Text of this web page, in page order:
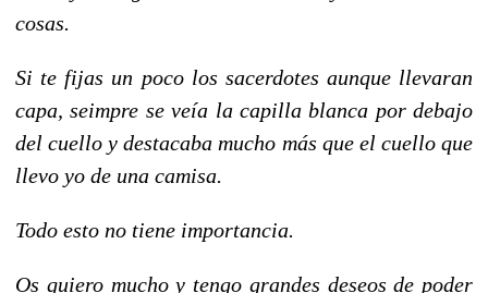
cosas.
Si te fijas un poco los sacerdotes aunque llevaran
capa, seimpre se veía la capilla blanca por debajo
del cuello y destacaba mucho más que el cuello que
llevo yo de una camisa.
Todo esto no tiene importancia.
Os quiero mucho y tengo grandes deseos de poder